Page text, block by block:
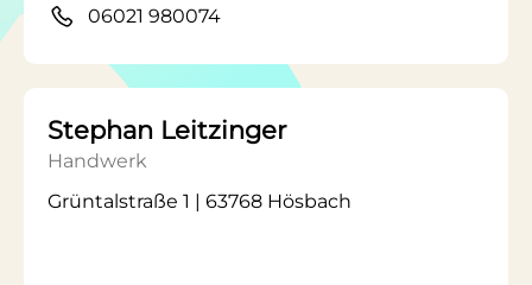
06021 980074
Stephan Leitzinger
Handwerk
Grüntalstraße 1 | 63768 Hösbach